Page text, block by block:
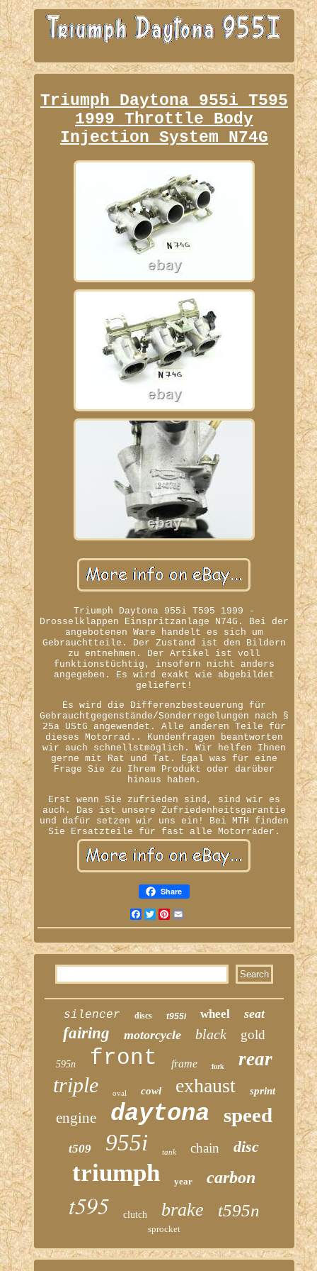
Triumph Daytona 955i T595
1999 Throttle Body
Injection System N74G
Triumph Daytona 955i T595 1999 -
Drosselklappen Einspritzanlage N74G. Bei der
angebotenen Ware handelt es sich um
Gebrauchtteile. Der Zustand ist den Bildern
zu entnehmen. Der Artikel ist voll
funktionstüchtig, insofern nicht anders
angegeben. Es wird exakt wie abgebildet
geliefert!
Es wird die Differenzbesteuerung für
Gebrauchtgegenstände/Sonderregelungen nach §
25a UStG angewendet. Alle anderen Teile für
dieses Motorrad.. Kundenfragen beantworten
wir auch schnellstmöglich. Wir helfen Ihnen
gerne mit Rat und Tat. Egal was für eine
Frage Sie zu Ihrem Produkt oder darüber
hinaus haben.
Erst wenn Sie zufrieden sind, sind wir es
auch. Das ist unsere Zufriedenheitsgarantie
und dafür setzen wir uns ein! Bei MTH finden
Sie Ersatzteile für fast alle Motorräder.
Share
Facebook
TwitterPinterest
silencer discs t955i wheel seat
fairing motorcycle black gold
595n front frame fork rear
triple oval cowl exhaust sprint
engine daytona speed
t509 955i tank chain disc
triumph year carbon
t595 clutch brake t595n
sprocket